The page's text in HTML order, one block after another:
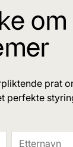
om
prat
perfekte